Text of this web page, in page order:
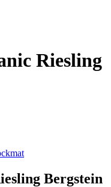
Riesling
Bergstein